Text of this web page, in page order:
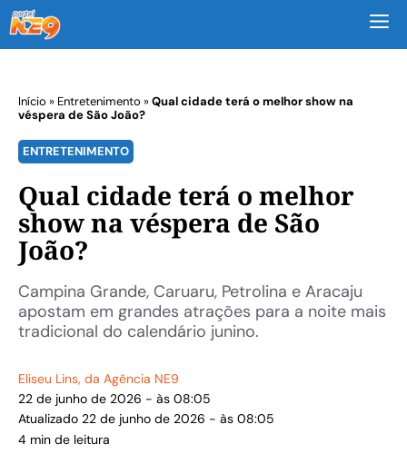
Início » Entretenimento »Qual cidade terá o melhor show na
véspera de São João?
ENTRETENIMENTO
Qual cidade terá o melhor
show na véspera de São
João?
Campina Grande, Caruaru, Petrolina e Aracaju
apostam em grandes atrações para a noite mais
tradicional do calendário junino.
Eliseu Lins, da Agência NE9
22 de junho de 2026 - às 08:05
Atualizado 22 de junho de 2026 - às 08:05
4 min de leitura